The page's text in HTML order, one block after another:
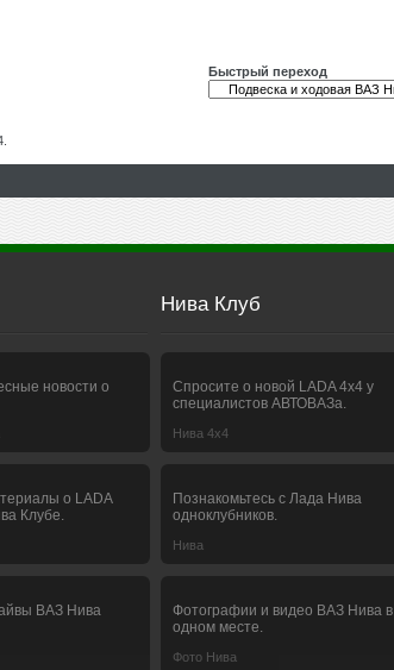
Быстрый переход
новости о
о LADA
Клубе.
ВАЗ Нива
Нива Клуб
Спросите о новой LADA 4x4 у
специалистов АВТОВАЗа.
Нива 4х4
Познакомьтесь с Лада Нива
одноклубников.
Нива
Фотографии и видео ВАЗ Нива в
одном месте.
Фото Нива